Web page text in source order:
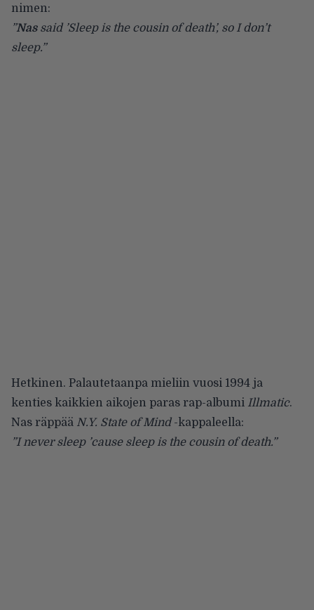
nimen:
”Nassaid ’Sleep is the cousin of death’, so I don’t
sleep.”
Hetkinen. Palautetaanpa mieliin vuosi 1994 ja
kenties kaikkien aikojen paras rap-albumi Illmatic.
Nas räppää N.Y. State of Mind-kappaleella:
”I never sleep ’cause sleep is the cousin of death.”